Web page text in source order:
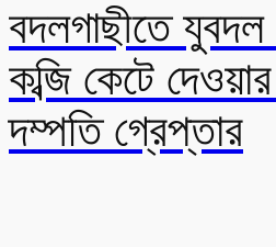
বদলগাছীতে যুবদল
কব্জি কেটে
দম্পতি গ্রেপ্তার